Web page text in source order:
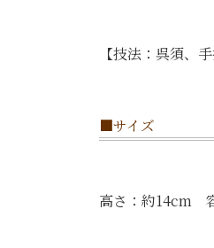
【技法：呉須、
■サイズ
高さ：約14cm